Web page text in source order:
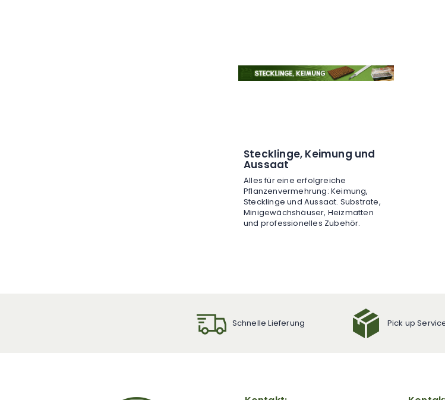
Stecklinge, Keimung und
Aussaat
Alles für eine erfolgreiche
Pflanzenvermehrung: Keimung,
Stecklinge und Aussaat. Substrate,
Minigewächshäuser, Heizmatten
und professionelles Zubehör.
Schnelle Lieferung Pick up